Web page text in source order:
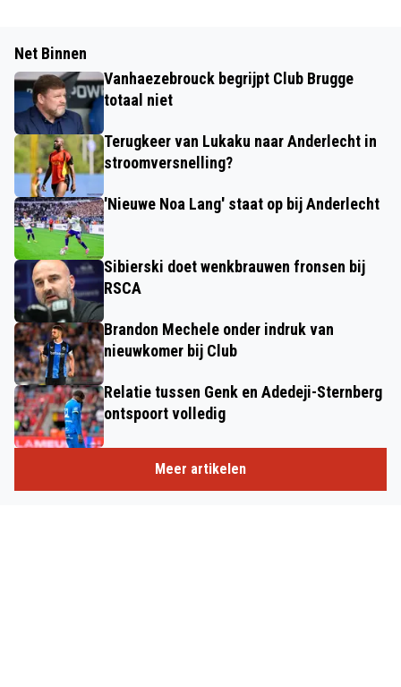
Net Binnen
Vanhaezebrouck begrijpt Club Brugge
totaal niet
Terugkeer van Lukaku naar Anderlecht in
stroomversnelling?
'Nieuwe Noa Lang' staat op bij Anderlecht
Sibierski doet wenkbrauwen fronsen bij
RSCA
Brandon Mechele onder indruk van
nieuwkomer bij Club
Relatie tussen Genk en Adedeji-Sternberg
ontspoort volledig
Meer artikelen